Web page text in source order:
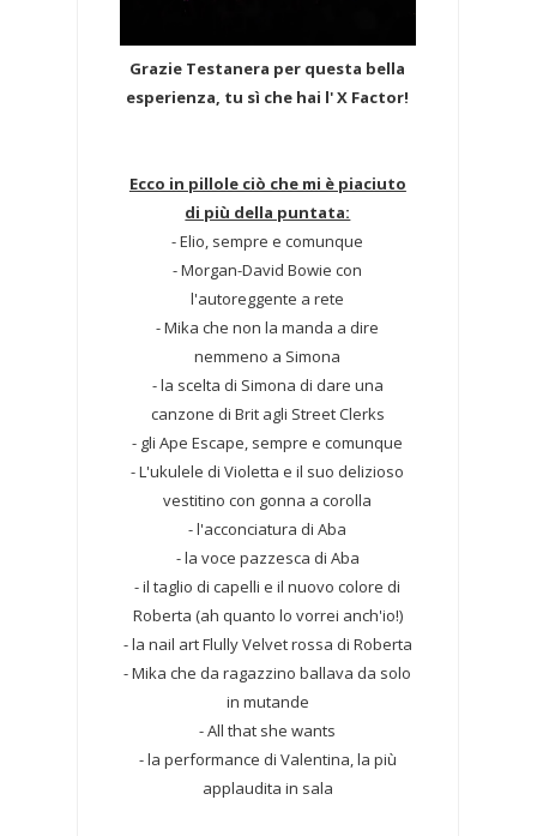
Grazie Testanera per questa bella
esperienza, tu sì che hai l' X Factor!
Ecco in pillole ciò che mi è piaciuto
di più della puntata:
- Elio, sempre e comunque
- Morgan-David Bowie con
l'autoreggente a rete
- Mika che non la manda a dire
nemmeno a Simona
- la scelta di Simona di dare una
canzone di Brit agli Street Clerks
- gli Ape Escape, sempre e comunque
- L'ukulele di Violetta e il suo delizioso
vestitino con gonna a corolla
- l'acconciatura di Aba
- la voce pazzesca di Aba
- il taglio di capelli e il nuovo colore di
Roberta (ah quanto lo vorrei anch'io!)
- la nail art Flully Velvet rossa di Roberta
- Mika che da ragazzino ballava da solo
in mutande
- All that she wants
- la performance di Valentina, la più
applaudita in sala